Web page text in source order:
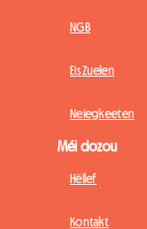
NGB
Eis Zuelen
Neiegkeeten
Méi dozou
Hëllef
Kontakt